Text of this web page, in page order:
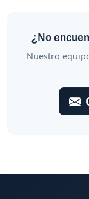
¿No
Nuestro